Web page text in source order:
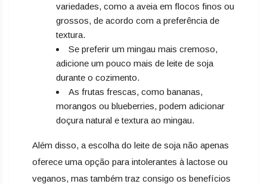
variedades, como a aveia em flocos finos ou
grossos, de acordo com a preferência de
textura.
Se preferir um mingau mais cremoso,
adicione um pouco mais de leite de soja
durante o cozimento.
As frutas frescas, como bananas,
morangos ou blueberries, podem adicionar
doçura natural e textura ao mingau.
Além disso, a escolha do leite de soja não apenas
oferece uma opção para intolerantes à lactose ou
veganos, mas também traz consigo os benefícios